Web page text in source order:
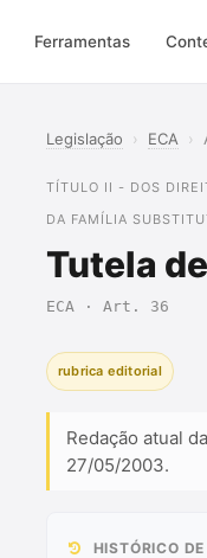
Ferramentas
Legislação › ECA ›
TÍTULO II - DOS
DA FAMÍLIA
Tutela
ECA · Art. 36
rubrica editorial
Redação atual
27/05/2003.
HISTÓRICO